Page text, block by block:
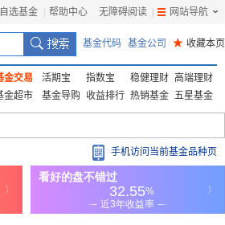
自选基金 帮助中心 无障碍阅读 网站导航
基金代码 基金公司 ★ 收藏本页
金交易 活期宝 指数宝 稳健理财 高端理财
金超市
基金导购 收益排行 热销基金 五星基金
手机访问当前基金品种页